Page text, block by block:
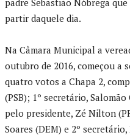
padre Sebastião Nóbrega
partir daquele dia.
Na Câmara Municipal a
outubro de 2016, começou a
quatro votos a Chapa 2,
(PSB); 1º secretário,
pelo presidente, Zé Nilton
Soares (DEM) e 2º secretário,